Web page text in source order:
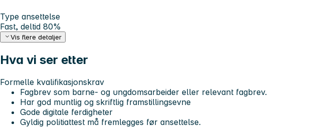
Type ansettelse
Fast, deltid 80%
Vis flere detaljer
Hva vi ser etter
Formelle kvalifikasjonskrav
Fagbrev som barne- og ungdomsarbeider eller relevant fagbrev.
Har god muntlig og skriftlig framstillingsevne
Gode digitale ferdigheter
Gyldig politiattest må fremlegges før ansettelse.